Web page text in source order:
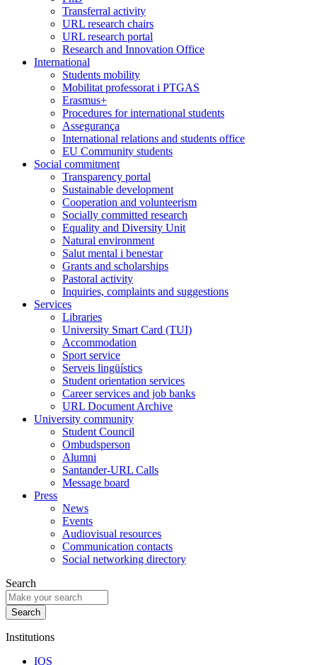
Transferral activity
URL research chairs
URL research portal
Research and Innovation Office
International
Students mobility
Mobilitat professorat i PTGAS
Erasmus+
Procedures for international students
Assegurança
International relations and students office
EU Community students
Social commitment
Transparency portal
Sustainable development
Cooperation and volunteerism
Socially committed research
Equality and Diversity Unit
Natural environment
Salut mental i benestar
Grants and scholarships
Pastoral activity
Inquiries, complaints and suggestions
Services
Libraries
University Smart Card (TUI)
Accommodation
Sport service
Serveis lingüístics
Student orientation services
Career services and job banks
URL Document Archive
University community
Student Council
Ombudsperson
Alumni
Santander-URL Calls
Message board
Press
News
Events
Audiovisual resources
Communication contacts
Social networking directory
Search
Institutions
IQS